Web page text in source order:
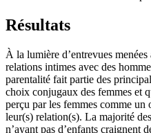
Résultats
À la lumière d’entrevues
relations intimes avec des
parentalité fait partie des
choix conjugaux des femmes et
perçu par les femmes comme un
leur(s) relation(s). La majorité
n’ayant pas d’enfants craignent